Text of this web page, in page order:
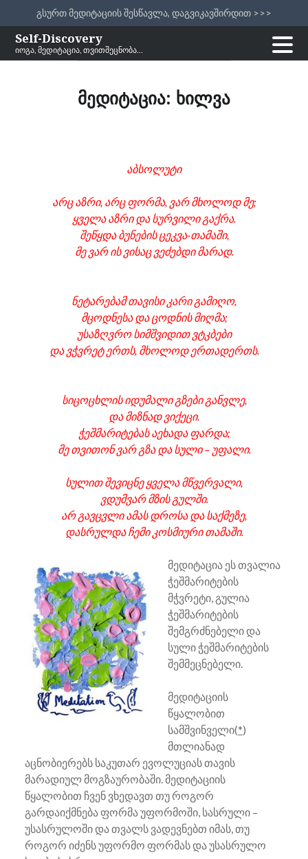
გსურთ მედიტაციის შესწავლა, დაგვიკავშირდით >>>
SkipSelf-Discovery
იოგა, მედიტაცია, თვითშეცნობა…
მედიტაცია: ხილვა
აბსოლუტი
არც აზრი, არც ფორმა, ვარ მხოლოდ მე;
ყველა აზრი და სურვილი გაქრა.
შეწყდა ბუნების ცეკვა-თამაში,
მე ვარ ის ვისაც ვეძებდი მარად.
ნეტარებამ თავისი კარი გამიღო,
მცოდნესა და ცოდნის მიღმა;
უსაზღვრო სიმშვიდით ვტკბები
და ვჭვრეტ ერთს, მხოლოდ ერთადერთს.
სიცოცხლის იდუმალი გზები განვლე,
და მიზნად ვიქეცი.
ჭეშმარიტებას აეხადა ფარდა;
მე თვითონ ვარ გზა და სული – უფალი.
სულით შევიცნე ყველა მწვერვალი,
ვდუმვარ მზის გულში.
არ გავცვლი ამას დროსა და საქმეზე,
დასრულდა ჩემი კოსმიური თამაში.
მედიტაცია ეს თვალია
ჭეშმარიტების
მჭვრეტი, გულია
ჭეშმარიტების
შემგრძნებელი და
სული ჭეშმარიტების
შემმეცნებელი.
მედიტაციის
წყალობით
სამშვინველი(*)
მთლიანად
აცნობიერებს საკუთარ ევოლუციას თავის
მარადიულ მოგზაურობაში. მედიტაციის
წყალობით ჩვენ ვხედავთ თუ როგორ
გარდაიქმნება ფორმა უფორმოში, სასრული –
უსასრულოში და თვალს ვადევნებთ იმას, თუ
როგორ იძენს უფორმო ფორმას და უსასრულო